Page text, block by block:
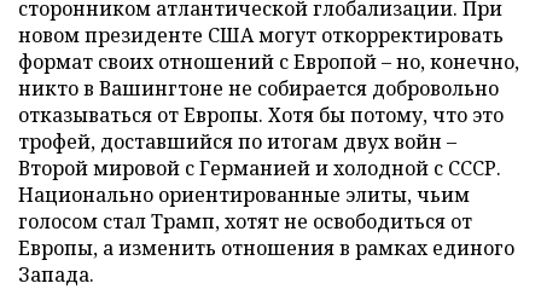
сторонником атлантической глобализации. При
новом президенте США могут откорректировать
формат своих отношений с Европой – но, конечно,
никто в Вашингтоне не собирается добровольно
отказываться от Европы. Хотя бы потому, что это
трофей, доставшийся по итогам двух войн –
Второй мировой с Германией и холодной с СССР.
Национально ориентированные элиты, чьим
голосом стал Трамп, хотят не освободиться от
Европы, а изменить отношения в рамках единого
Запада.